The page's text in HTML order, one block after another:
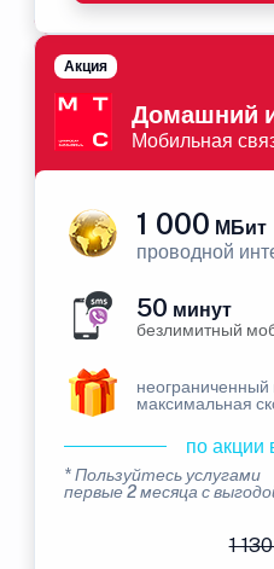
Домашний
Мобильная
Акция
1 000 МБит
проводной
50 минут
безлимитный
неограниченный
максимальная
по акции
* Пользуйтесь услугами
первые 2 месяца с
1